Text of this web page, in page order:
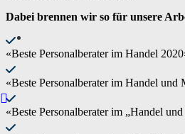
Dabei brennen wir so für unsere
«Beste Personalberater im Handel
«Beste Personalberater im Handel und
«Beste Personalberater im „Handel